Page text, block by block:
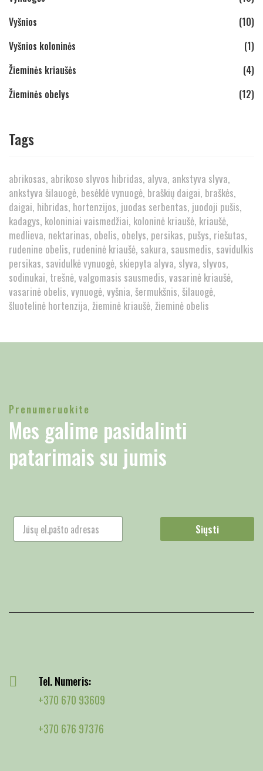
Vyšnios
(10)
Vyšnios koloninės
(1)
Žieminės kriaušės
(4)
Žieminės obelys
(12)
Tags
abrikosas abrikoso slyvos hibridas alyva ankstyva slyva
ankstyva šilauogė besėklė vynuogė braškių daigai braškės
daigai hibridas hortenzijos juodas serbentas juodoji pušis
kadagys koloniniai vaismedžiai koloninė kriaušė kriaušė
medlieva nektarinas obelis obelys persikas pušys riešutas
rudenine obelis rudeninė kriaušė sakura sausmedis savidulkis
persikas savidulkė vynuogė skiepyta alyva slyva slyvos
sodinukai trešnė valgomasis sausmedis vasarinė kriaušė
vasarinė obelis vynuogė vyšnia šermukšnis šilauogė
šluotelinė hortenzija žieminė kriaušė žieminė obelis
Prenumeruokite
Mes galime pasidalinti
patarimais su jumis
Siųsti
Tel. Numeris:
+370 670 93609
+370 676 97376